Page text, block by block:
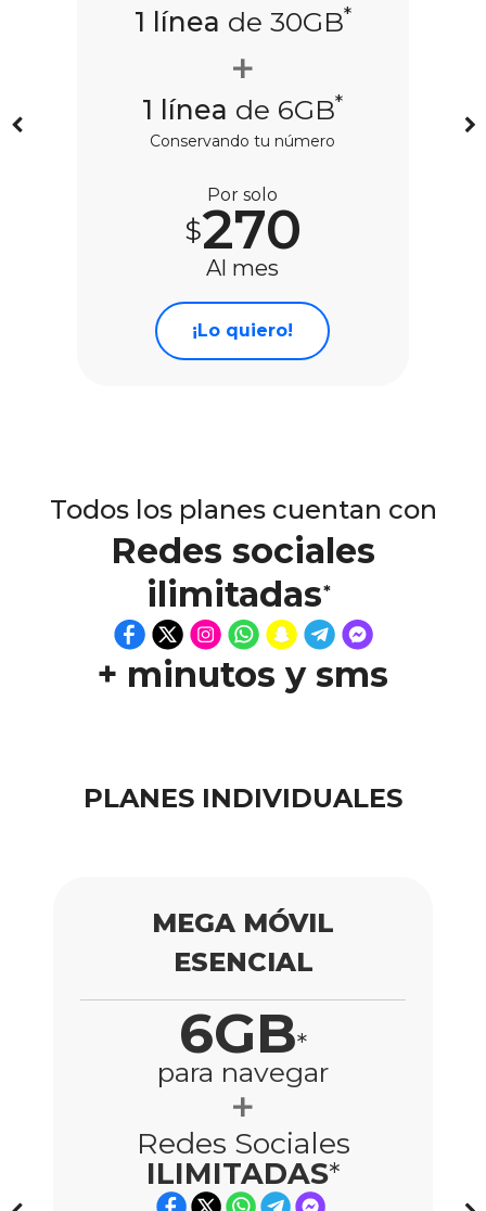
1 línea de 30GB*
1 línea de 6GB*
Conservando tu número
Por solo
$270
Al mes
¡Lo quiero!
Todos los planes cuentan con
Redes sociales
ilimitadas
*
+ minutos y sms
PLANES INDIVIDUALES
MEGA MÓVIL
ESENCIAL
6GB*
para navegar
Redes Sociales
ILIMITADAS*